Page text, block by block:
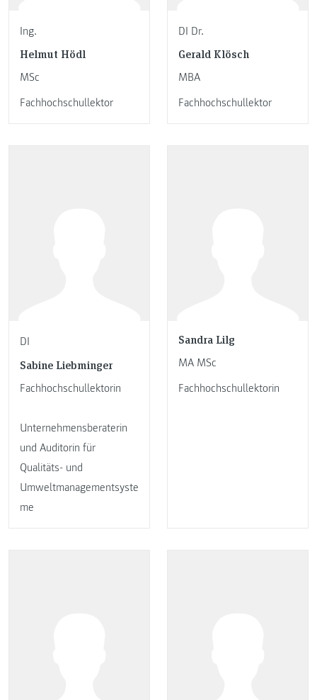
Ing.
Helmut Hödl
MSc
Fachhochschullektor
DI Dr.
Gerald Klösch
MBA
Fachhochschullektor
DI
Sabine Liebminger
Fachhochschullektorin
Unternehmensberaterin
und Auditorin für
Qualitäts- und
Umweltmanagementsyste
me
Sandra Lilg
MA MSc
Fachhochschullektorin